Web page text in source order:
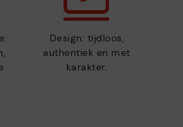
Design: tijdloos,
authentiek en met
karakter.